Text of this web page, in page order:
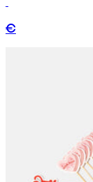
€